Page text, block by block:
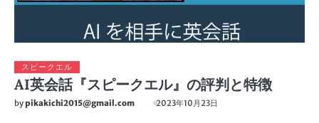
スピークエル
AI英会話『スピークエル』の評判と特徴
bypikakichi2015@gmail.com 2023年10月23日